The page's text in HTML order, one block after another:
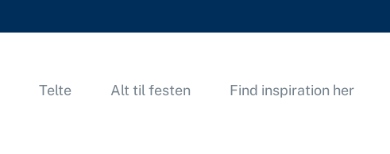
Telte Alt til festen Find inspiration her